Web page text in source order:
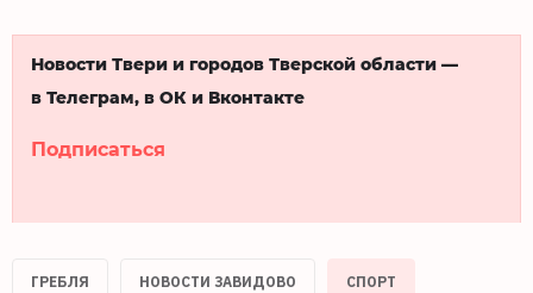
Новости Твери и городов Тверской области —
в Телеграм, в ОК и Вконтакте
Подписаться
ГРЕБЛЯ НОВОСТИ ЗАВИДОВО СПОРТ